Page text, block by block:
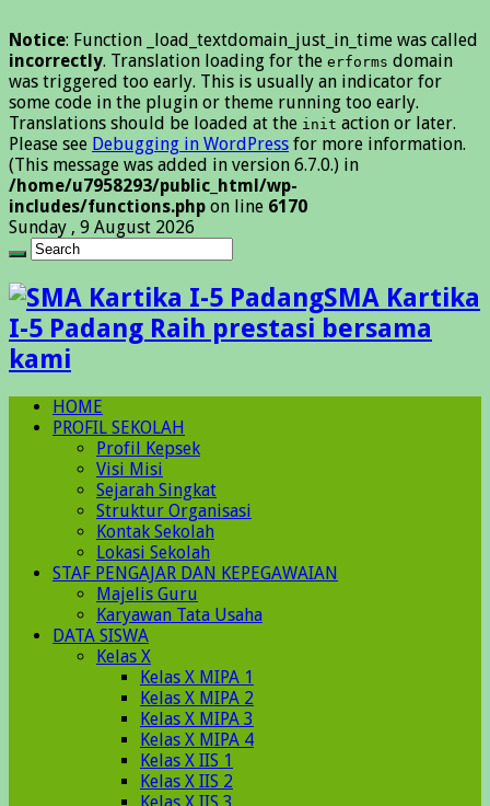
Notice: Function _load_textdomain_just_in_time was called
incorrectly. Translation loading for the erforms domain
was triggered too early. This is usually an indicator for
some code in the plugin or theme running too early.
Translations should be loaded at the init action or later.
Please see Debugging in WordPress for more information.
(This message was added in version 6.7.0.) in
/home/u7958293/public_html/wp-
includes/functions.php on line 6170
Sunday , 9 August 2026
SMA Kartika
I-5 Padang Raih prestasi bersama
kami
HOME
PROFIL SEKOLAH
Profil Kepsek
Visi Misi
Sejarah Singkat
Struktur Organisasi
Kontak Sekolah
Lokasi Sekolah
STAF PENGAJAR DAN KEPEGAWAIAN
Majelis Guru
Karyawan Tata Usaha
DATA SISWA
Kelas X
Kelas X MIPA 1
Kelas X MIPA 2
Kelas X MIPA 3
Kelas X MIPA 4
Kelas X IIS 1
Kelas X IIS 2